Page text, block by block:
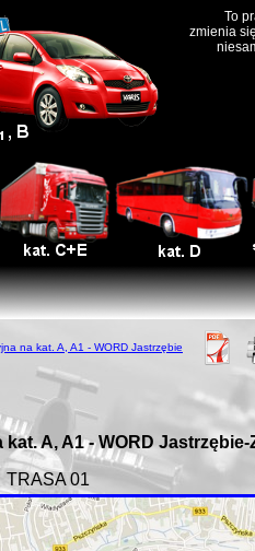
To
zmienia
na kat. A, A1 - WORD Jastrzębie
A, A1 - WORD
TRASA 01